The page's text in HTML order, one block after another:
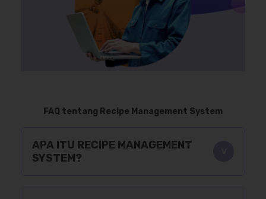
FAQ tentang Recipe Management System
APA ITU RECIPE MANAGEMENT
SYSTEM?